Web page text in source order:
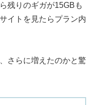
残りのギガが15GBも
イトを見たらプラン内
さらに増えたのかと驚